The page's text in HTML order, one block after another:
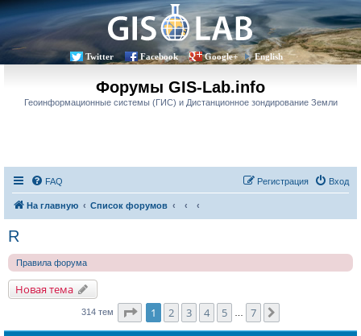
Twitter Facebook Google+ English
Форумы GIS-Lab.info
Геоинформационные системы (ГИС) и Дистанционное зондирование Земли
FAQ Вход
Регистрация
На главную Список форумов
R
Правила форума
Новая тема
314 тем Страница1 из
1 2 3 4 5 7